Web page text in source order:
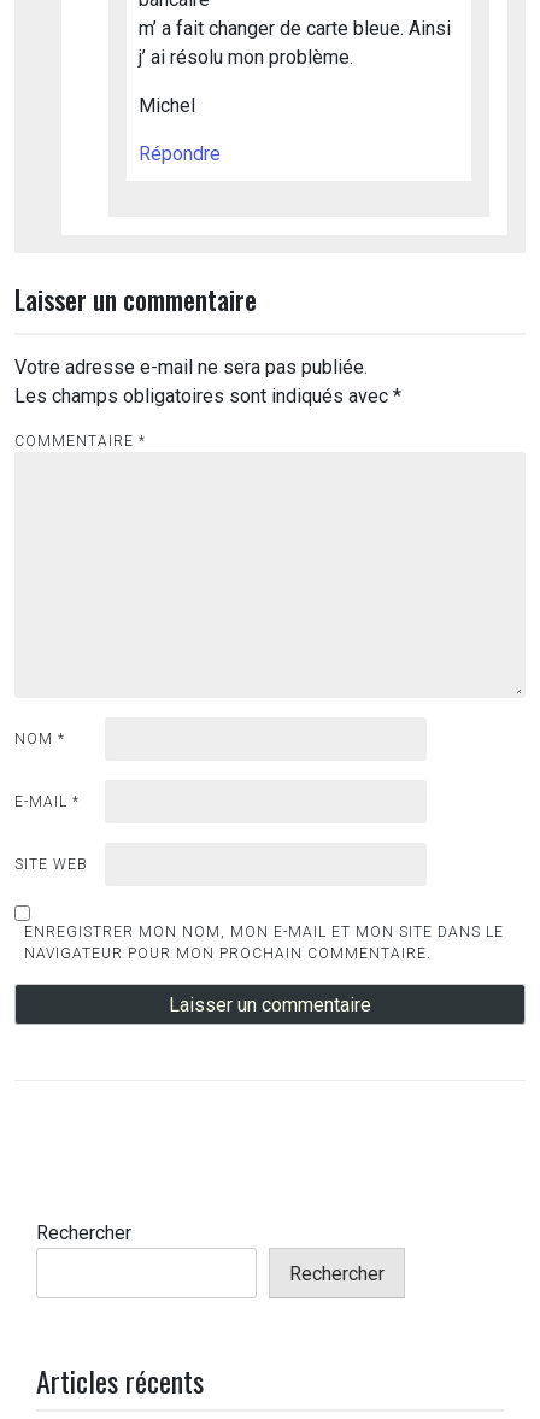
m’ a fait changer de carte bleue. Ainsi
j’ ai résolu mon problème.
Michel
Répondre
Laisser un commentaire
Votre adresse e-mail ne sera pas publiée.
Les champs obligatoires sont indiqués avec *
COMMENTAIRE *
NOM *
E-MAIL *
SITE WEB
ENREGISTRER MON NOM, MON E-MAIL ET MON SITE DANS LE
NAVIGATEUR POUR MON PROCHAIN COMMENTAIRE.
Rechercher
Rechercher
Articles récents